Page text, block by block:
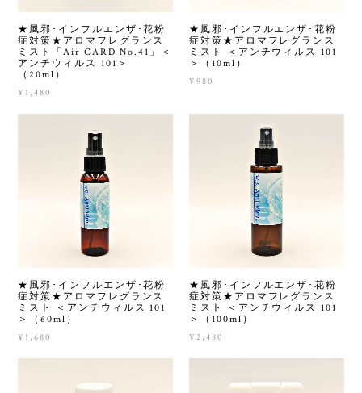
★風邪･インフルエンザ･花粉
症対策★アロマフレグランス
ミスト「Air CARD No.41」＜
アンチウィルス 101＞
（20ml）
¥1,480
★風邪･インフルエンザ･花粉
症対策★アロマフレグランス
ミスト ＜アンチウィルス 101
＞（10ml）
¥980
★風邪･インフルエンザ･花粉
症対策★アロマフレグランス
ミスト ＜アンチウィルス 101
＞（60ml）
¥1,680
★風邪･インフルエンザ･花粉
症対策★アロマフレグランス
ミスト ＜アンチウィルス 101
＞（100ml）
¥2,480